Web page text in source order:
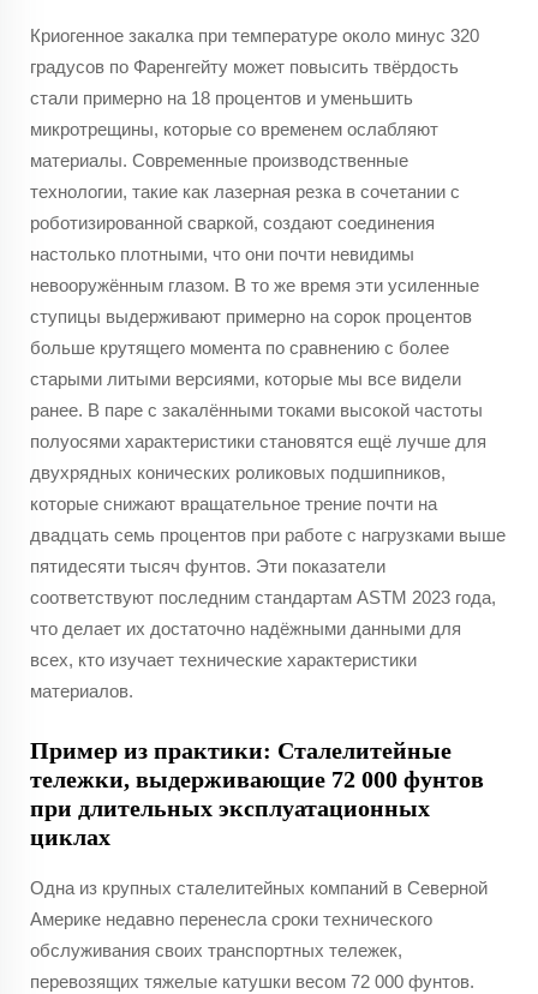
Криогенное закалка при температуре около минус 320
градусов по Фаренгейту может повысить твёрдость
стали примерно на 18 процентов и уменьшить
микротрещины, которые со временем ослабляют
материалы. Современные производственные
технологии, такие как лазерная резка в сочетании с
роботизированной сваркой, создают соединения
настолько плотными, что они почти невидимы
невооружённым глазом. В то же время эти усиленные
ступицы выдерживают примерно на сорок процентов
больше крутящего момента по сравнению с более
старыми литыми версиями, которые мы все видели
ранее. В паре с закалёнными токами высокой частоты
полуосями характеристики становятся ещё лучше для
двухрядных конических роликовых подшипников,
которые снижают вращательное трение почти на
двадцать семь процентов при работе с нагрузками выше
пятидесяти тысяч фунтов. Эти показатели
соответствуют последним стандартам ASTM 2023 года,
что делает их достаточно надёжными данными для
всех, кто изучает технические характеристики
материалов.
Пример из практики: Сталелитейные
тележки, выдерживающие 72 000 фунтов
при длительных эксплуатационных
циклах
Одна из крупных сталелитейных компаний в Северной
Америке недавно перенесла сроки технического
обслуживания своих транспортных тележек,
перевозящих тяжелые катушки весом 72 000 фунтов.